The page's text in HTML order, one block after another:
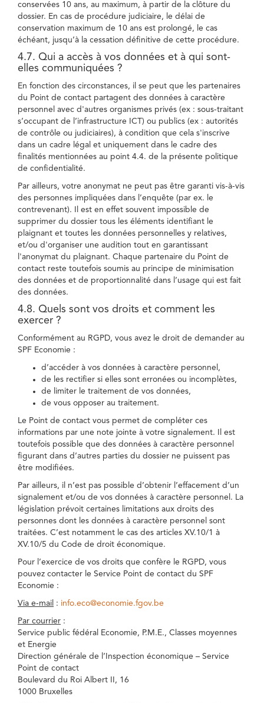
conservées 10 ans, au maximum, à partir de la clôture du
dossier. En cas de procédure judiciaire, le délai de
conservation maximum de 10 ans est prolongé, le cas
échéant, jusqu’à la cessation définitive de cette procédure.
4.7. Qui a accès à vos données et à qui sont-
elles communiquées ?
En fonction des circonstances, il se peut que les partenaires
du Point de contact partagent des données à caractère
personnel avec d'autres organismes privés (ex : sous-traitant
s’occupant de l’infrastructure ICT) ou publics (ex : autorités
de contrôle ou judiciaires), à condition que cela s'inscrive
dans un cadre légal et uniquement dans le cadre des
finalités mentionnées au point 4.4. de la présente politique
de confidentialité.
Par ailleurs, votre anonymat ne peut pas être garanti vis-à-vis
des personnes impliquées dans l’enquête (par ex. le
contrevenant). Il est en effet souvent impossible de
supprimer du dossier tous les éléments identifiant le
plaignant et toutes les données personnelles y relatives,
et/ou d'organiser une audition tout en garantissant
l'anonymat du plaignant. Chaque partenaire du Point de
contact reste toutefois soumis au principe de minimisation
des données et de proportionnalité dans l’usage qui est fait
des données.
4.8. Quels sont vos droits et comment les
exercer ?
Conformément au RGPD, vous avez le droit de demander au
SPF Economie :
d’accéder à vos données à caractère personnel,
de les rectifier si elles sont erronées ou incomplètes,
de limiter le traitement de vos données,
de vous opposer au traitement.
Le Point de contact vous permet de compléter ces
informations par une note jointe à votre signalement. Il est
toutefois possible que des données à caractère personnel
figurant dans d’autres parties du dossier ne puissent pas
être modifiées.
Par ailleurs, il n’est pas possible d’obtenir l’effacement d’un
signalement et/ou de vos données à caractère personnel. La
législation prévoit certaines limitations aux droits des
personnes dont les données à caractère personnel sont
traitées. C’est notamment le cas des articles XV.10/1 à
XV.10/5 du Code de droit économique.
Pour l’exercice de vos droits que confère le RGPD, vous
pouvez contacter le Service Point de contact du SPF
Economie :
Via e-mail : info.eco@economie.fgov.be
Par courrier :
Service public fédéral Economie, P.M.E., Classes moyennes
et Energie
Direction générale de l’Inspection économique – Service
Point de contact
Boulevard du Roi Albert II, 16
1000 Bruxelles